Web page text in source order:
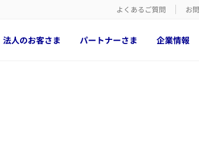
よくあるご質問 お
法人のお客さま パートナーさま 企業情報